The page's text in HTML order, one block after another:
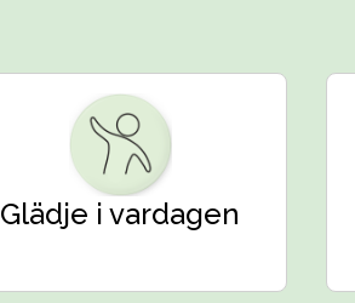
Glädje i vardagen